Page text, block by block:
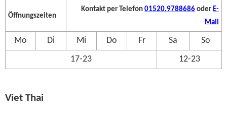
Öffnungszeiten
Kontakt per Telefon 01520.9788686 oder E-
Mail
Mo Di Mi Do Fr Sa So
17-23 12-23
Viet Thai